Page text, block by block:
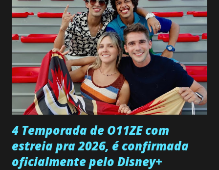
pessoa que ela tanto desejou durante toda a vida. Camila
entra no quarto de Gabriel e imagina como seria o
encontro deles, quando conseguir seduzi-lo. Manuel avisa a
Paula sobre a suposta infidelidade de Gabriel com Joana.
Rogerio consegue se livrar de todas as suspeitas pelo
desaparecimento de Francisco, apontando que ele poderia
ter sido vítima da fúria de Gabriel. Artur informa a Gabriel
que a clínica inseminou por engano outra paciente, que está
...
4 Temporada de O11ZE com
estreia pra 2026, é confirmada
oficialmente pelo Disney+